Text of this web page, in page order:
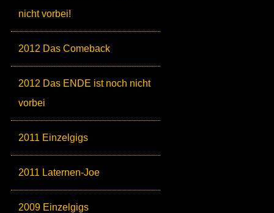
nicht vorbei!
2012 Das Comeback
2012 Das ENDE ist noch nicht
vorbei
2011 Einzelgigs
2011 Laternen-Joe
2009 Einzelgigs